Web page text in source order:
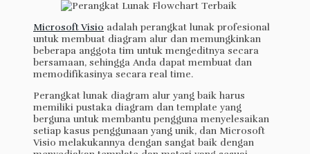
Microsoft Visio adalah perangkat lunak profesional
untuk membuat diagram alur dan memungkinkan
beberapa anggota tim untuk mengeditnya secara
bersamaan, sehingga Anda dapat membuat dan
memodifikasinya secara real time.
Perangkat lunak diagram alur yang baik harus
memiliki pustaka diagram dan template yang
berguna untuk membantu pengguna menyelesaikan
setiap kasus penggunaan yang unik, dan Microsoft
Visio melakukannya dengan sangat baik dengan